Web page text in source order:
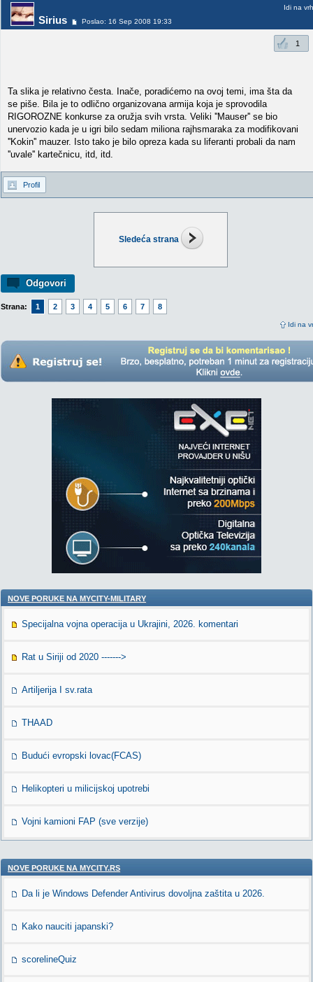
Sledeća strana
Odgovori
Strana: 1 2 3 4 5 6 7 8
Idi na
Sirius Poslao: 16 Sep 2008 19:33
Idi na vrh
1
Ta slika je relativno česta. Inače, poradićemo na ovoj temi, ima šta da
se piše. Bila je to odlično organizovana armija koja je sprovodila
RIGOROZNE konkurse za oružja svih vrsta. Veliki ''Mauser'' se bio
unervozio kada je u igri bilo sedam miliona rajhsmaraka za modifikovani
''Kokin'' mauzer. Isto tako je bilo opreza kada su liferanti probali da nam
''uvale'' kartečnicu, itd, itd.
Profil
NOVE PORUKE NA MYCITY-MILITARY
Specijalna vojna operacija u Ukrajini, 2026. komentari
Rat u Siriji od 2020 ------->
Artiljerija I sv.rata
THAAD
Budući evropski lovac(FCAS)
Helikopteri u milicijskoj upotrebi
Vojni kamioni FAP (sve verzije)
NOVE PORUKE NA MYCITY.RS
Da li je Windows Defender Antivirus dovoljna zaštita u 2026.
Kako nauciti japanski?
scorelineQuiz